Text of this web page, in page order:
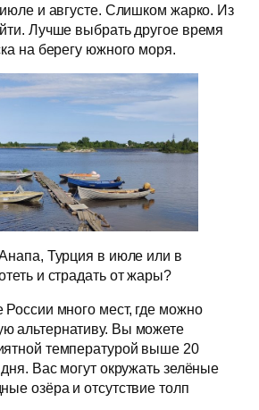
и августе. Слишком жарко. Из
Лучше выбрать другое время
на берегу южного моря.
Турция в июле или в
и страдать от жары?
много мест, где можно
альтернативу. Вы можете
температурой выше 20
Вас могут окружать зелёные
озёра и отсутствие толп